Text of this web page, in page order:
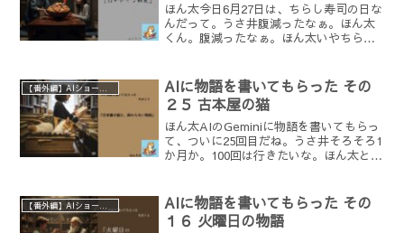
ほん太今日6月27日は、ちらし寿司の日な
んだって。うさ井腹減ったなぁ。ほん太
くん。腹減ったなぁ。ほん太いやちらし
司に合わない作風が良いな。【プロンプ
ト（指示文）】ちら...
AIに物語を書いてもらった その
２５ 古本屋の猫
ほん太AIのGeminiに物語を書いてもらっ
て、ついに25回目だね。うさ井そろそろ1
か月か。100回は行きたいな。ほん太とり
ト（指示文）】読書をテーマにした物語
を１００...
AIに物語を書いてもらった その
１６ 火曜日の物語